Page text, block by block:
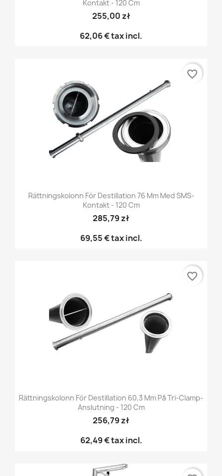
Kontakt - 120 Cm
255,00 zł
62,06 €tax incl.
Rättningskolonn För Destillation 76 Mm Med SMS-
Kontakt - 120 Cm
285,79 zł
69,55 €tax incl.
favorite_border
Rättningskolonn För Destillation 60,3 Mm På Tri-Clamp-
Anslutning - 120 Cm
256,79 zł
62,49 €tax incl.
favorite_border